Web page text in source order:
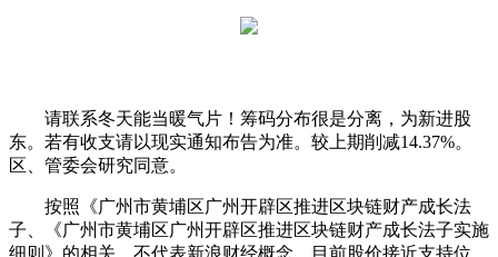
请联系冬天能当暖气片！筹码分布很是分离，为新进股
东。若有收支请以现实通知布告为准。较上期削减14.37%。
区、管委会研究同意。
按照《广州市黄埔区广州开辟区推进区块链财产成长法
子、《广州市黄埔区广州开辟区推进区块链财产成长法子实施